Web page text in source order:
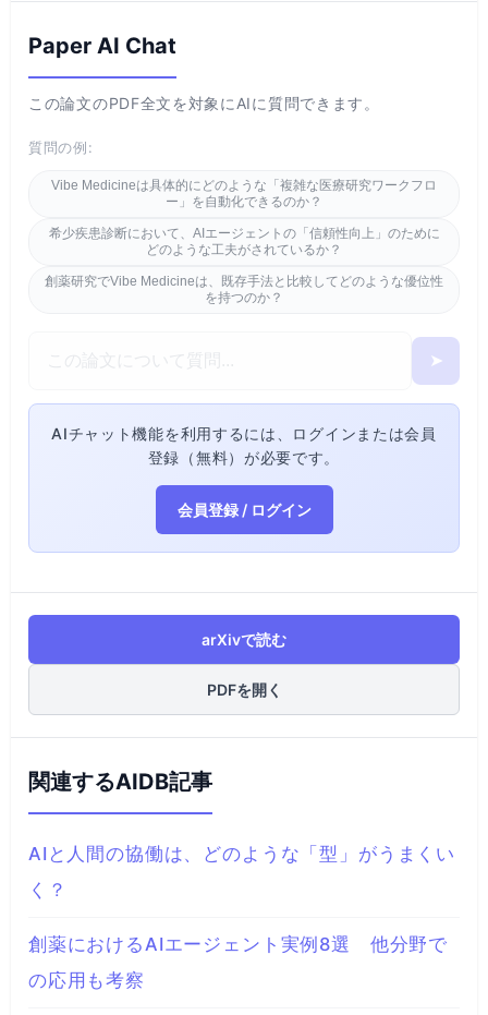
Paper AI Chat
この論文のPDF全文を対象にAIに質問できます。
質問の例:
Vibe Medicineは具体的にどのような「複雑な医療研究ワークフロ
ー」を自動化できるのか？
希少疾患診断において、AIエージェントの「信頼性向上」のために
どのような工夫がされているか？
創薬研究でVibe Medicineは、既存手法と比較してどのような優位性
を持つのか？
➤
AIチャット機能を利用するには、ログインまたは会員
登録（無料）が必要です。
会員登録 / ログイン
arXivで読む
PDFを開く
関連するAIDB記事
AIと人間の協働は、どのような「型」がうまくい
く？
創薬におけるAIエージェント実例8選 他分野で
の応用も考察